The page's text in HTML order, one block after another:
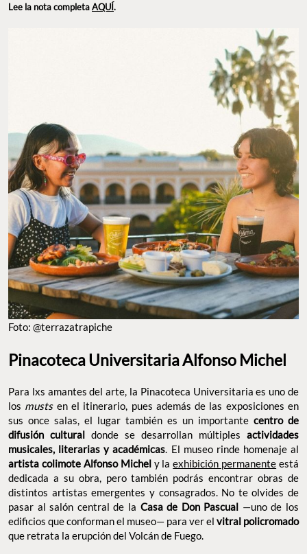
Lee la nota completaAQUÍ.
Foto: @terrazatrapiche
Pinacoteca Universitaria Alfonso Michel
Para lxs amantes del arte, la Pinacoteca Universitaria es uno de
los musts en el itinerario, pues además de las exposiciones en
sus once salas, el lugar también es un importante centro de
difusión cultural donde se desarrollan múltiples actividades
musicales, literarias y académicas . El museo rinde homenaje al
artista colimote Alfonso Michel y laexhibición permanente está
dedicada a su obra, pero también podrás encontrar obras de
distintos artistas emergentes y consagrados. No te olvides de
pasar al salón central de la Casa de Don Pascual —uno de los
edificios que conforman el museo— para ver el vitral policromado
que retrata la erupción del Volcán de Fuego.